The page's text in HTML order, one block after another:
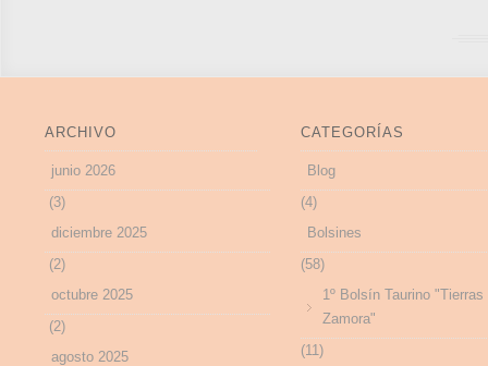
ARCHIVO
junio 2026
(3)
diciembre 2025
(2)
octubre 2025
(2)
agosto 2025
CATEGORÍAS
Blog
(4)
Bolsines
(58)
1º Bolsín Taurino "Tierras
Zamora"
(11)